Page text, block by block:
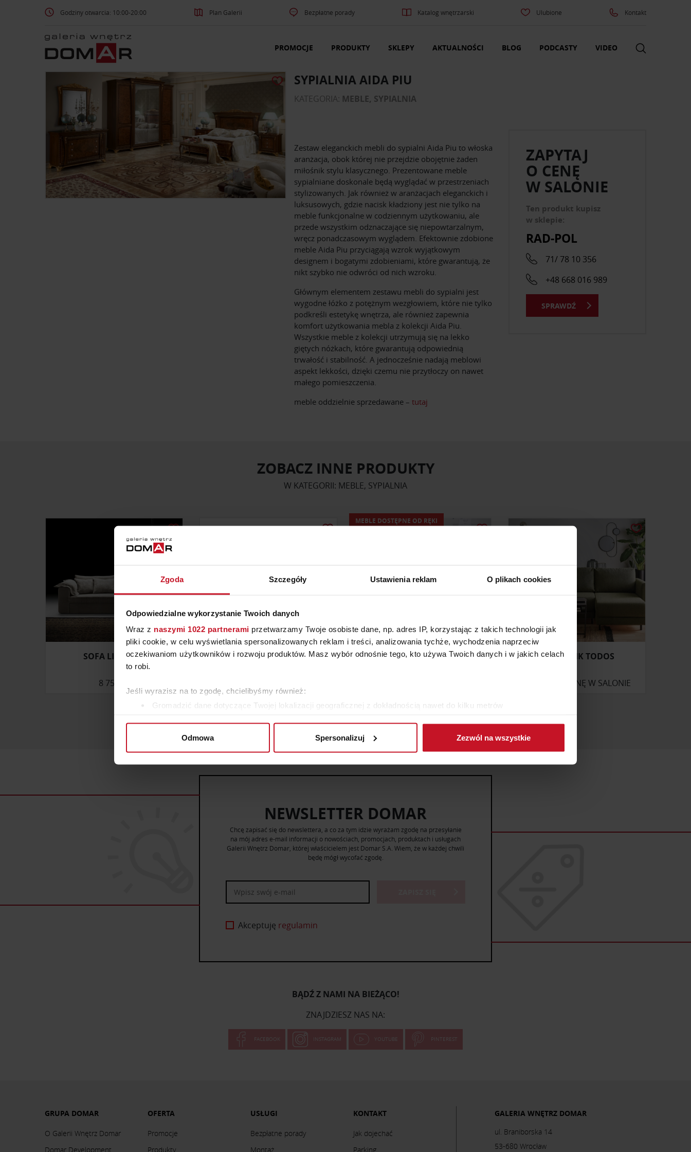
Zgoda Szczegóły Ustawienia reklam O plikach cookies
Odpowiedzialne wykorzystanie Twoich danych
Wraz z naszymi 1022 partnerami przetwarzamy Twoje osobiste dane, np. adres IP, korzystając z takich technologii jak
pliki cookie, w celu wyświetlania spersonalizowanych reklam i treści, analizowania tychże, wychodzenia naprzeciw
oczekiwaniom użytkowników i rozwoju produktów. Masz wybór odnośnie tego, kto używa Twoich danych i w jakich celach
to robi.
Jeśli wyrazisz na to zgodę, chcielibyśmy również:
Gromadzić dane dotyczące Twojej lokalizacji geograficznej z dokładnością nawet do kilku metrów
Dowiedz się więcej odnośnie tego, jak Twoje osobiste dane są przetwarzane oraz ustaw własne preferencje w
ruch w naszej witrynie. Informacje o tym, jak korzystasz z naszej witryny, udostępniamy partnerom społecznościowym,
reklamowym i analitycznym. Partnerzy mogą połączyć te informacje z innymi danymi otrzymanymi od Ciebie lub
uzyskanymi podczas korzystania z ich usług.
Odmowa Spersonalizuj Zezwól na wszystkie
Godziny otwarcia: 10:00-20:00 Plan Galerii Bezpłatne porady Katalog wnętrzarski Ulubione Kontakt
PROMOCJE PRODUKTY SKLEPY AKTUALNOŚCI BLOG PODCASTY VIDEO
SYPIALNIA AIDA PIU
KATEGORIA: MEBLE, SYPIALNIA
Zestaw eleganckich mebli do sypialni Aida Piu to włoska
aranżacja, obok której nie przejdzie obojętnie żaden
miłośnik stylu klasycznego. Prezentowane meble
sypialniane doskonale będą wyglądać w przestrzeniach
stylizowanych. Jak również w aranżacjach eleganckich i
luksusowych, gdzie nacisk kładziony jest nie tylko na
meble funkcjonalne w codziennym użytkowaniu, ale
przede wszystkim odznaczające się niepowtarzalnym,
wręcz ponadczasowym wyglądem. Efektownie zdobione
meble Aida Piu przyciągają wzrok wyjątkowym
designem i bogatymi zdobieniami, które gwarantują, że
nikt szybko nie odwróci od nich wzroku.
Głównym elementem zestawu mebli do sypialni jest
wygodne łóżko z potężnym wezgłowiem, które nie tylko
podkreśli estetykę wnętrza, ale również zapewnia
komfort użytkowania mebla z kolekcji Aida Piu.
Wszystkie meble z kolekcji utrzymują się na lekko
giętych nóżkach, które gwarantują odpowiednią
trwałość i stabilność. A jednocześnie nadają meblowi
aspekt lekkości, dzięki czemu nie przytłoczy on nawet
małego pomieszczenia.
meble oddzielnie sprzedawane – tutaj
ZAPYTAJ
O CENĘ
W SALONIE
Ten produkt kupisz
w sklepie:
RAD-POL
71/ 78 10 356
+48 668 016 989
SPRAWDŹ
ZOBACZ INNE PRODUKTY
W KATEGORII: MEBLE, SYPIALNIA
SOFA LIVORNO
8 750 ZŁ
KRZESŁO DĘBOWE KT376 ŁÓŻKO PORTO PLUS 160/200
MEBLE DOSTĘPNE OD RĘKI
NAROŻNIK TODOS
ZAPYTAJ O CENĘ W SALONIE
ZOBACZ WSZYSTKIE PRODUKTY
NEWSLETTER DOMAR
Chcę zapisać się do newslettera, a co za tym idzie wyrażam zgodę na przesyłanie
na mój adres e-mail informacji o nowościach, promocjach, produktach i usługach
Galerii Wnętrz Domar, której właścicielem jest Domar S.A. Wiem, że w każdej chwili
będę mógł wycofać zgodę.
Akceptuję regulamin
BĄDŹ Z NAMI NA BIEŻĄCO!
ZNAJDZIESZ NAS NA:
FACEBOOK INSTAGRAM YOUTUBE PINTEREST
GRUPA DOMAR
O Galerii Wnętrz Domar
Domar Development
OFERTA
Promocje
Produkty
USŁUGI
Bezpłatne porady
Montaż
KONTAKT
Jak dojechać
Parking
GALERIA WNĘTRZ DOMAR
ul. Braniborska 14
53-680 Wrocław